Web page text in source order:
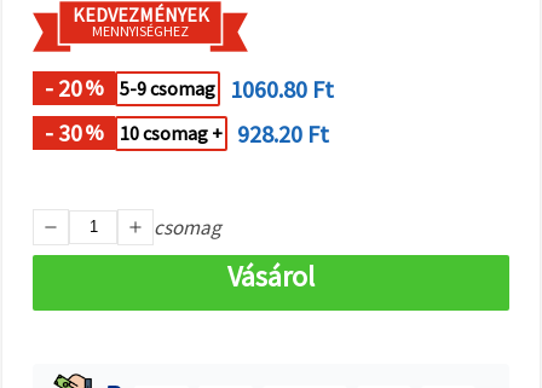
Beállításokban
megadhatja
preferenciáit
az adott
típusú sütik
kiválasztásával
"Mentés"
Fogadja
mindet
KEDVEZMÉNYEK
MENNYISÉGHEZ
- 20% 5-9 csomag
1060.80 Ft
- 30% 10 csomag + 928.20 Ft
csomag
Vásárol